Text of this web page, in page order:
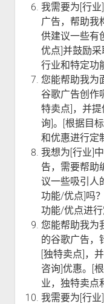
我需要为[行
广告，帮助我
供建议一些有
优点]并鼓励采
行业和特定功
您能帮助我为
谷歌广告创作
特卖点]，并
询]。[根据目
和优惠进行定
我想为[行业]
告，需要帮助
议一些吸引人
功能/优点]吗
功能/优点进行
您能帮助我为
的谷歌广告，
[独特卖点]，
咨询]优惠。[
业，独特卖点
我需要为[行